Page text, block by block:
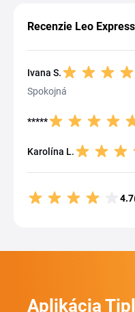
Recenzie Leo Express
Ivana S.
Spokojná
*****
Karolína L.
4.7
Aplikácia